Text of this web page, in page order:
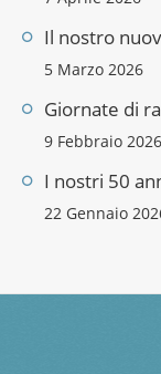
Il nostro
5 Marzo 2026
Giornate di
9 Febbraio 2026
I nostri 50
22 Gennaio